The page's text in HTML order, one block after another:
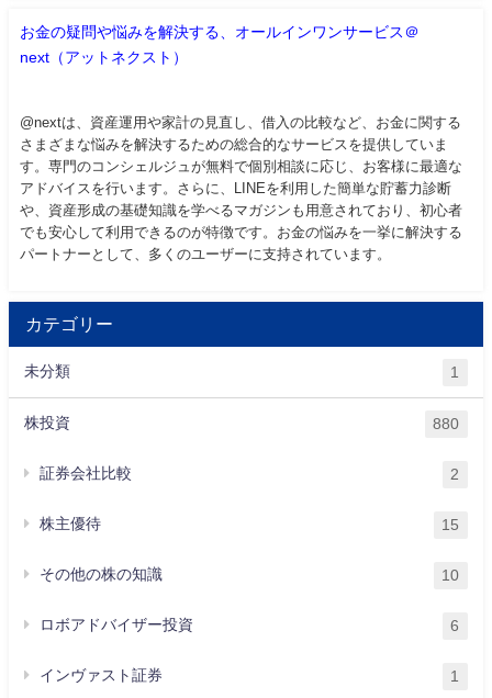
お金の疑問や悩みを解決する、オールインワンサービス＠
next（アットネクスト）
@nextは、資産運用や家計の見直し、借入の比較など、お金に関する
さまざまな悩みを解決するための総合的なサービスを提供していま
す。専門のコンシェルジュが無料で個別相談に応じ、お客様に最適な
アドバイスを行います。さらに、LINEを利用した簡単な貯蓄力診断
や、資産形成の基礎知識を学べるマガジンも用意されており、初心者
でも安心して利用できるのが特徴です。お金の悩みを一挙に解決する
パートナーとして、多くのユーザーに支持されています。
カテゴリー
未分類 1
株投資 880
証券会社比較 2
株主優待 15
その他の株の知識 10
ロボアドバイザー投資 6
インヴァスト証券 1